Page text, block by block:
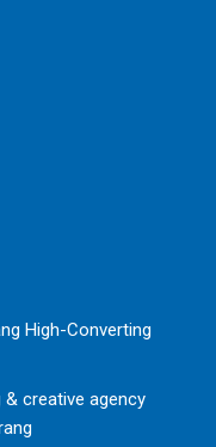
High-Converting
creative agency